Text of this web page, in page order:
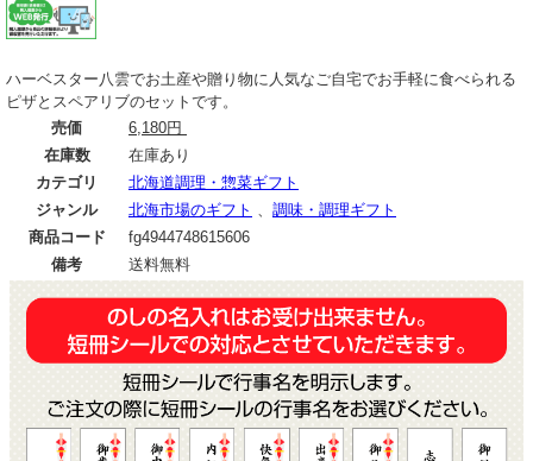
ハーベスター八雲でお土産や贈り物に人気なご自宅でお手軽に食べられる
ピザとスペアリブのセットです。
売価
6,180円
在庫数
在庫あり
カテゴリ
北海道調理・惣菜ギフト
ジャンル
北海市場のギフト
調味・調理ギフト
商品コード
fg4944748615606
備考
送料無料